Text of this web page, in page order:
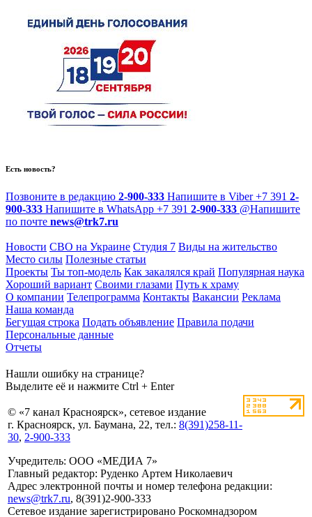
Есть новость?
Позвоните в редакцию 2-900-333 Напишите в Viber +7 391 2-
900-333 Напишите в WhatsApp +7 391 2-900-333 @Напишите
по почте news@trk7.ru
Новости СВО на Украине Студия 7 Виды на жительство
Место силы Полезные статьи
Проекты Ты топ-модель Как закалялся край Популярная наука
Хороший вариант Своими глазами Путь к храму
О компании Телепрограмма Контакты Вакансии Реклама
Наша команда
Бегущая строка Подать объявление Правила подачи
Персональные данные
Отчеты
Нашли ошибку на странице?
Выделите её и нажмите Ctrl + Enter
© «7 канал Красноярск», сетевое издание
г. Красноярск, ул. Баумана, 22, тел.: 8(391)258-11-
30, 2-900-333
Учредитель: ООО «МЕДИА 7»
Главный редактор: Руденко Артем Николаевич
Адрес электронной почты и номер телефона редакции:
news@trk7.ru, 8(391)2-900-333
Сетевое издание зарегистрировано Роскомнадзором